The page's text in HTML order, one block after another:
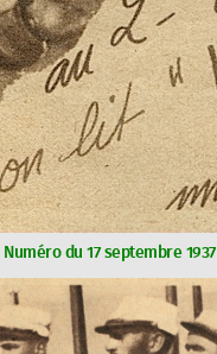
Numéro du 17 septembre 1937